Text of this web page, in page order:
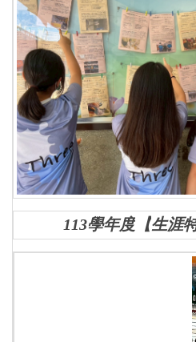
113學年度 【生涯